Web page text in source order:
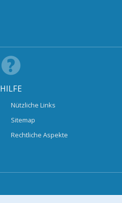
HILFE
Nützliche Links
Sitemap
Rechtliche Aspekte